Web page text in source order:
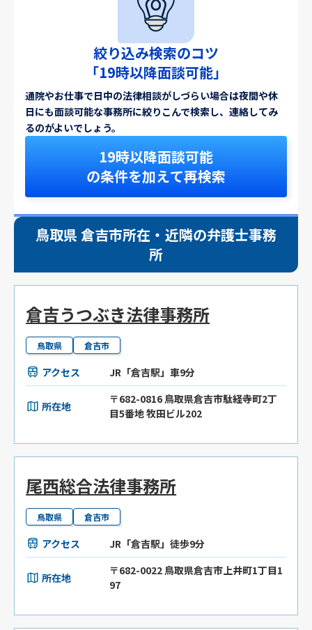
絞り込み検索のコツ
「19時以降面談可能」
通院やお仕事で日中の法律相談がしづらい場合は夜間や休
日にも面談可能な事務所に絞りこんで検索し、連絡してみ
るのがよいでしょう。
19時以降面談可能
の条件を加えて再検索
鳥取県 倉吉市所在・近隣の弁護士事務
所
倉吉うつぶき法律事務所
鳥取県 倉吉市
アクセス JR「倉吉駅」車9分
所在地
〒682-0816 鳥取県倉吉市駄経寺町2丁
目5番地 牧田ビル202
尾西総合法律事務所
鳥取県 倉吉市
アクセス JR「倉吉駅」徒歩9分
所在地
〒682-0022 鳥取県倉吉市上井町1丁目1
97